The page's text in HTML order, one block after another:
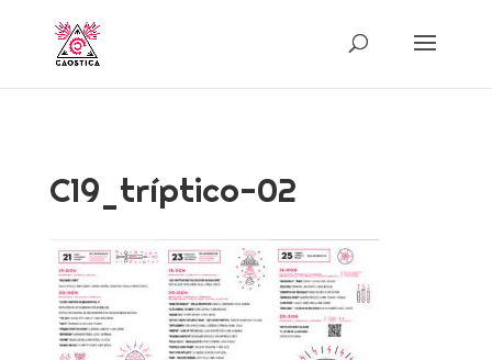
C19_tríptico-02